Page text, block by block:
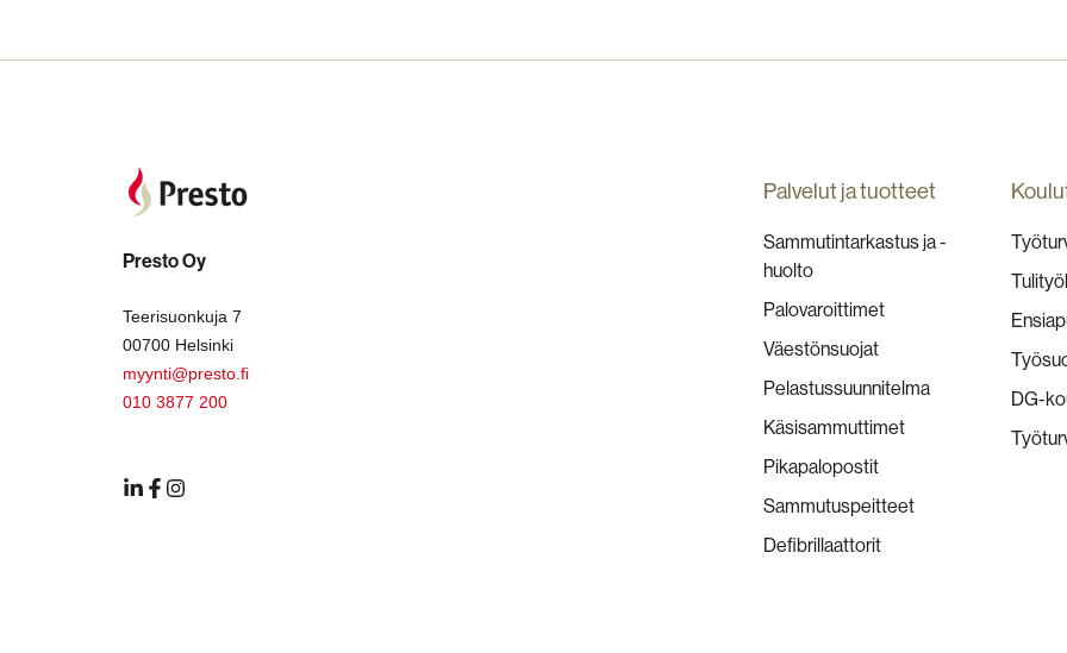
Presto Oy
Teerisuonkuja 7
00700 Helsinki
myynti@presto.fi
010 3877 200
Palvelut ja tuotteet
Sammutintarkastus ja -
huolto
Palovaroittimet
Väestönsuojat
Pelastussuunnitelma
Käsisammuttimet
Pikapalopostit
Sammutuspeitteet
Defibrillaattorit
DG-